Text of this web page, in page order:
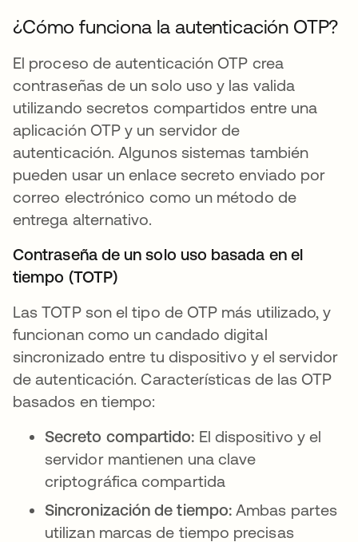
¿Cómo funciona la autenticación OTP?
El proceso de autenticación OTP crea
contraseñas de un solo uso y las valida
utilizando secretos compartidos entre una
aplicación OTP y un servidor de
autenticación. Algunos sistemas también
pueden usar un enlace secreto enviado por
correo electrónico como un método de
entrega alternativo.
Contraseña de un solo uso basada en el
tiempo (TOTP)
Las TOTP son el tipo de OTP más utilizado, y
funcionan como un candado digital
sincronizado entre tu dispositivo y el servidor
de autenticación. Características de las OTP
basados en tiempo:
Secreto compartido: El dispositivo y el
servidor mantienen una clave
criptográfica compartida
Sincronización de tiempo: Ambas partes
utilizan marcas de tiempo precisas